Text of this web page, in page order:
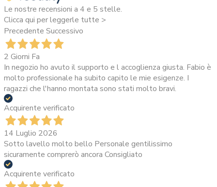
Le nostre recensioni a 4 e 5 stelle.
Clicca qui per leggerle tutte >
Precedente Successivo
2 Giorni Fa
In negozio ho avuto il supporto e l accoglienza giusta. Fabio è
molto professionale ha subito capito le mie esigenze. I
ragazzi che l'hanno montata sono stati molto bravi.
Acquirente verificato
14 Luglio 2026
Sotto lavello molto bello Personale gentilissimo
sicuramente comprerò ancora Consigliato
Acquirente verificato